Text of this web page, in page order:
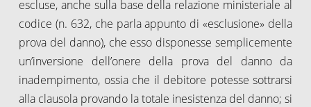
escluse, anche sulla base della relazione ministeriale al
codice (n. 632, che parla appunto di «esclusione» della
prova del danno), che esso disponesse semplicemente
un’inversione dell’onere della prova del danno da
inadempimento, ossia che il debitore potesse sottrarsi
alla clausola provando la totale inesistenza del danno; si